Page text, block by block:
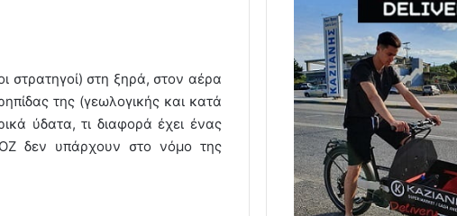
στρατηγοί) στη ξηρά, στον αέρα
της (γεωλογικής και κατά
ύδατα, τι διαφορά έχει ένας
δεν υπάρχουν στο νόμο της